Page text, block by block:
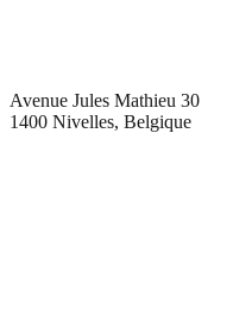
Avenue Jules Mathieu 30
1400 Nivelles, Belgique